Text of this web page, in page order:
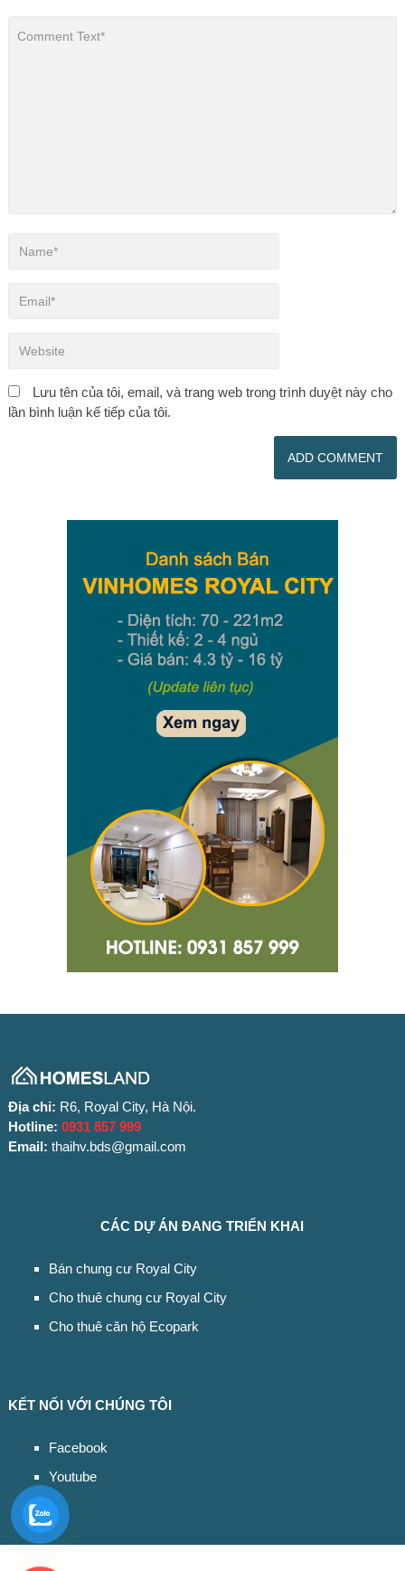
Lưu tên của tôi, email, và trang web trong trình duyệt này cho
lần bình luận kế tiếp của tôi.
Địa chỉ: R6, Royal City, Hà Nội.
Hotline: 0931 857 999
Email: thaihv.bds@gmail.com
CÁC DỰ ÁN ĐANG TRIỂN KHAI
Bán chung cư Royal City
Cho thuê chung cư Royal City
Cho thuê căn hộ Ecopark
KẾT NỐI VỚI CHÚNG TÔI
Facebook
Youtube